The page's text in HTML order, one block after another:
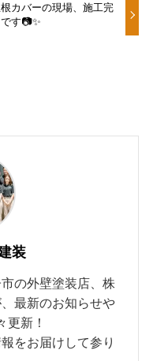
カバーの現場、施工完
す📷✨
装
の外壁塗装店、株
最新のお知らせや
更新！
をお届けして参り